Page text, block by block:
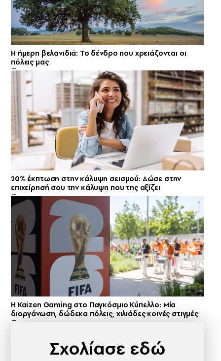
Η ήμερη βελανιδιά: Το δένδρο που χρειάζονται οι
πόλεις μας
20% έκπτωση στην κάλυψη σεισμού: Δώσε στην
επιχείρησή σου την κάλυψη που της αξίζει
H Kaizen Gaming στο Παγκόσμιο Kύπελλο: Μία
διοργάνωση, δώδεκα πόλεις, χιλιάδες κοινές στιγμές
Σχολίασε εδώ